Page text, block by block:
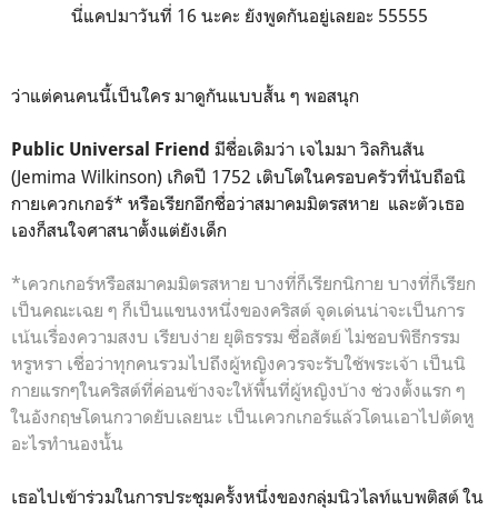
นี่แคปมาวันที่ 16 นะคะ ยังพูดกันอยู่เลยอะ 55555
ว่าแต่คนคนนี้เป็นใคร มาดูกันแบบสั้น ๆ พอสนุก
Public Universal Friend มีชื่อเดิมว่า เจไมมา วิลกินสัน
(Jemima Wilkinson) เกิดปี 1752 เติบโตในครอบครัวที่นับถือนิ
กายเควกเกอร์* หรือเรียกอีกชื่อว่าสมาคมมิตรสหาย และตัวเธอ
เองก็สนใจศาสนาตั้งแต่ยังเด็ก
*เควกเกอร์หรือสมาคมมิตรสหาย บางที่ก็เรียกนิกาย บางที่ก็เรียก
เป็นคณะเฉย ๆ ก็เป็นแขนงหนึ่งของคริสต์ จุดเด่นน่าจะเป็นการ
เน้นเรื่องความสงบ เรียบง่าย ยุติธรรม ซื่อสัตย์ ไม่ชอบพิธีกรรม
หรูหรา เชื่อว่าทุกคนรวมไปถึงผู้หญิงควรจะรับใช้พระเจ้า เป็นนิ
กายแรกๆในคริสต์ที่ค่อนข้างจะให้พื้นที่ผู้หญิงบ้าง ช่วงตั้งแรก ๆ
ในอังกฤษโดนกวาดยับเลยนะ เป็นเควกเกอร์แล้วโดนเอาไปตัดหู
อะไรทำนองนั้น
เธอไปเข้าร่วมในการประชุมครั้งหนึ่งของกลุ่มนิวไลท์แบพติสต์ ใน